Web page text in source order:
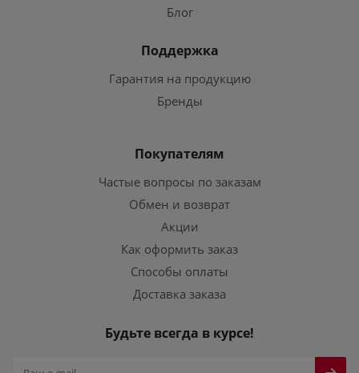
Блог
Поддержка
Гарантия на продукцию
Бренды
Покупателям
Частые вопросы по заказам
Обмен и возврат
Акции
Как оформить заказ
Способы оплаты
Доставка заказа
Будьте всегда в курсе!